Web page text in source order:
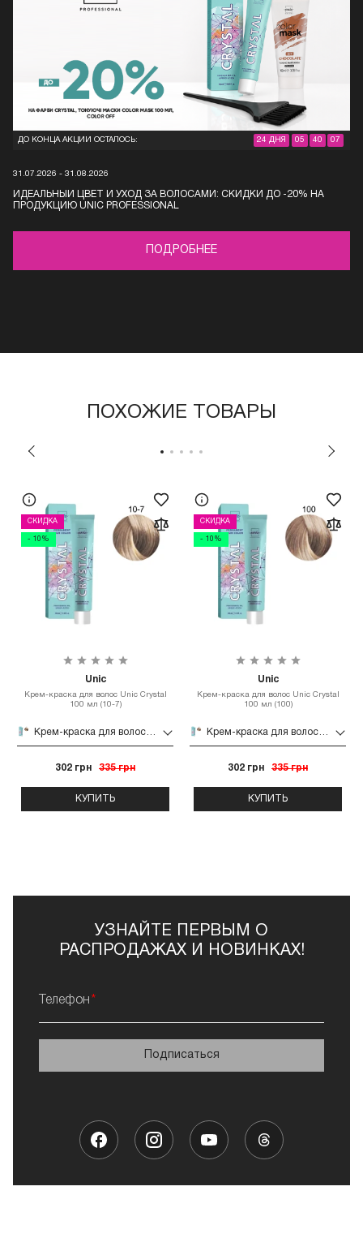
ДО КОНЦА АКЦИИ ОСТАЛОСЬ: 24 ДНЯ 05 40 07
31.07.2026 - 31.08.2026
ИДЕАЛЬНЫЙ ЦВЕТ И УХОД ЗА ВОЛОСАМИ: СКИДКИ ДО -20% НА
ПРОДУКЦИЮ UNIC PROFESSIONAL
ПОДРОБНЕЕ
ПОХОЖИЕ ТОВАРЫ
СКИДКА
- 10%
Unic
Крем-краска для волос Unic Crystal
100 мл (10-7)
302 грн 335 грн
КУПИТЬ
СКИДКА
- 10%
Unic
Крем-краска для волос Unic Crystal
100 мл (100)
302 грн 335 грн
КУПИТЬ
УЗНАЙТЕ ПЕРВЫМ О
РАСПРОДАЖАХ И НОВИНКАХ!
Телефон
Подписаться